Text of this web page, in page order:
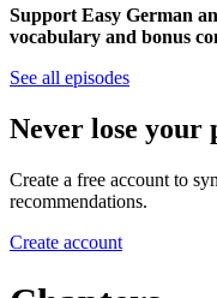
Support Easy German
vocabulary and bonus
See all episodes
Never lose your
Create a free account to
recommendations.
Create account